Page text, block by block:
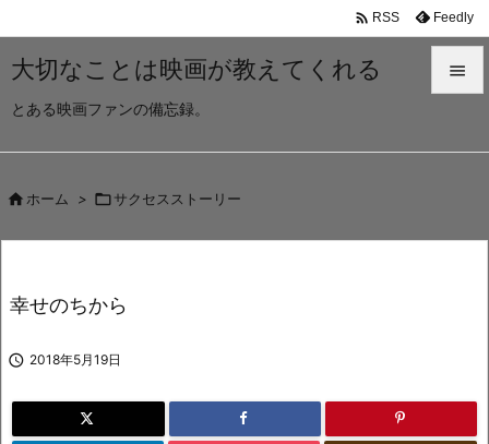
大切なことは映画が教えてくれる
とある映画ファンの備忘録。

 RSS Feedly
 ホーム > サクセスストーリー
幸せのちから
 2018年5月19日